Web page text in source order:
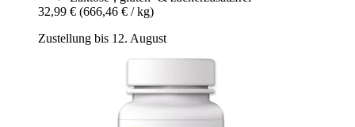
32,99 € (666,46 € / kg)
Zustellung bis 12. August